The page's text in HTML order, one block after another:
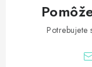
Potrebujete